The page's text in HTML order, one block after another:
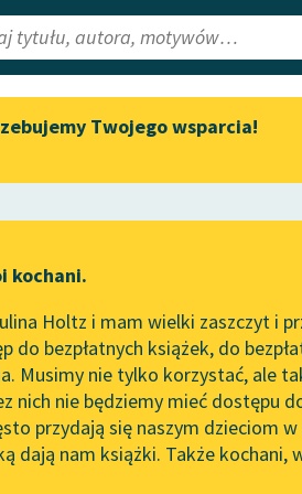
Lektury
redakcyjne
Aktualności
„Prokurator Alicja
literatury
Spotkanie z
w Oslo
102. lata temu zmarł
Conrad
Twojego wsparcia!
kochani.
Holtz i mam wielki zaszczyt i
do bezpłatnych książek, do
Musimy nie tylko korzystać, ale
nich nie będziemy mieć dostępu
przydają się naszym dzieciom
dają nam książki. Także kochani,
Raban Nowakowskie✖